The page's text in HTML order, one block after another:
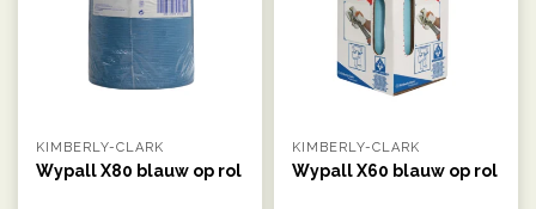
KIMBERLY-CLARK
Wypall X80 blauw op rol
KIMBERLY-CLARK
Wypall X60 blauw op rol